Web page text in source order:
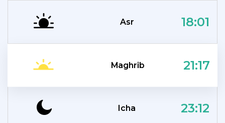
Asr 18:01
Maghrib 21:17
Icha 23:12